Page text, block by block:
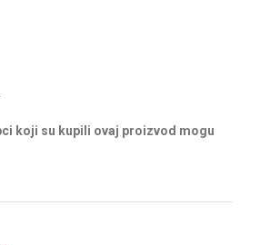
koji su kupili ovaj proizvod mogu